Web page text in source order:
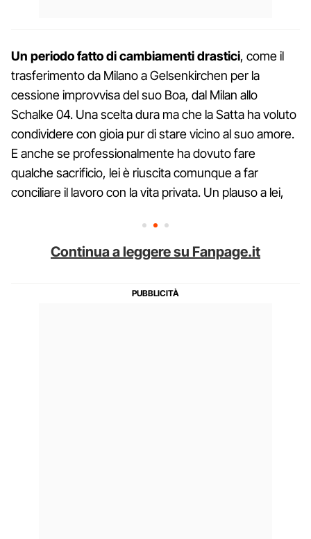
Un periodo fatto di cambiamenti drastici, come il
trasferimento da Milano a Gelsenkirchen per la
cessione improvvisa del suo Boa, dal Milan allo
Schalke 04. Una scelta dura ma che la Satta ha voluto
condividere con gioia pur di stare vicino al suo amore.
E anche se professionalmente ha dovuto fare
qualche sacrificio, lei è riuscita comunque a far
conciliare il lavoro con la vita privata. Un plauso a lei,
Continua a leggere su Fanpage.it